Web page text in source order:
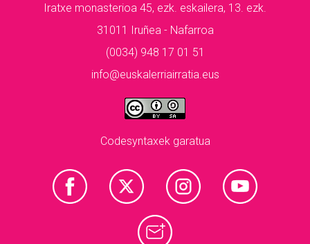
Iratxe monasterioa 45, ezk. eskailera, 13. ezk.
31011 Iruñea - Nafarroa
(0034) 948 17 01 51
info@euskalerriairratia.eus
Codesyntaxek garatua